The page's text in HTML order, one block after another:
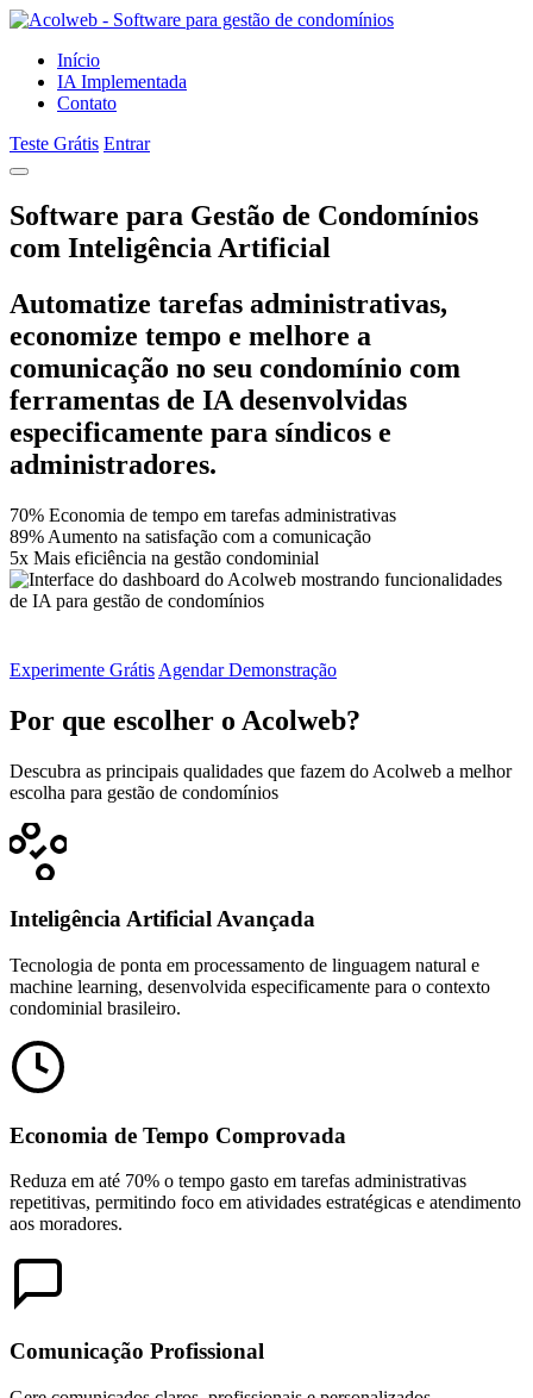
Início
IA Implementada
Contato
Teste Grátis Entrar
Software para Gestão de Condomínios
com Inteligência Artificial
Automatize tarefas administrativas,
economize tempo e melhore a
comunicação no seu condomínio com
ferramentas de IA desenvolvidas
especificamente para síndicos e
administradores.
70% Economia de tempo em tarefas administrativas
89% Aumento na satisfação com a comunicação
5x Mais eficiência na gestão condominial
Experimente Grátis Agendar Demonstração
Por que escolher o Acolweb?
Descubra as principais qualidades que fazem do Acolweb a melhor
escolha para gestão de condomínios
Inteligência Artificial Avançada
Tecnologia de ponta em processamento de linguagem natural e
machine learning, desenvolvida especificamente para o contexto
condominial brasileiro.
Economia de Tempo Comprovada
Reduza em até 70% o tempo gasto em tarefas administrativas
repetitivas, permitindo foco em atividades estratégicas e atendimento
aos moradores.
Comunicação Profissional